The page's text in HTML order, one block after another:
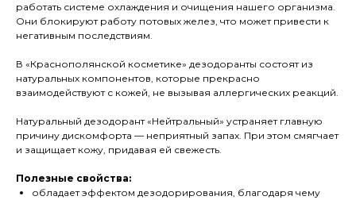
работать системе охлаждения и очищения нашего организма.
Они блокируют работу потовых желез, что может привести к
негативным последствиям.
В «Краснополянской косметике» дезодоранты состоят из
натуральных компонентов, которые прекрасно
взаимодействуют с кожей, не вызывая аллергических реакций.
Натуральный дезодорант «Нейтральный» устраняет главную
причину дискомфорта — неприятный запах. При этом смягчает
и защищает кожу, придавая ей свежесть.
Полезные свойства:
обладает эффектом дезодорирования, благодаря чему